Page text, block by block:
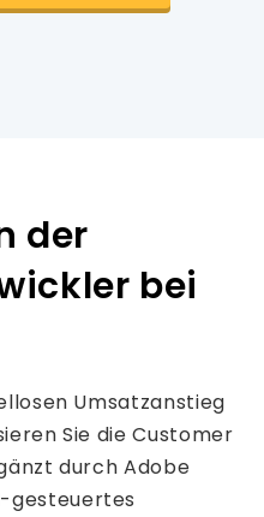
der
bei
Umsatzanstieg
Sie die Customer
durch Adobe
gesteuertes